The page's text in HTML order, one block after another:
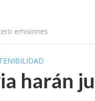
emisiones
harán